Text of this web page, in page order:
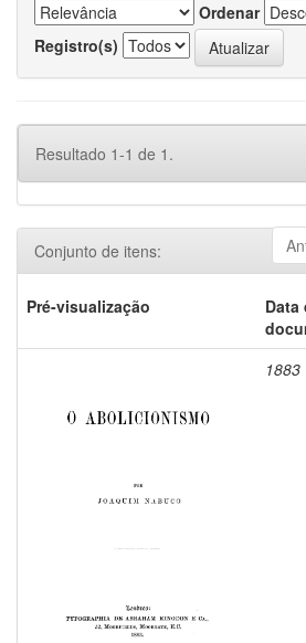
Ordenar
Registro(s)
Resultado 1-1 de 1.
Conjunto de itens:
Pré-visualização
Data
1883